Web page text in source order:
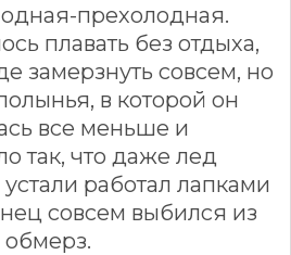
прехолодная.
плавать без отдыха,
замерзнуть совсем, но
в которой он
все меньше и
так, что даже лед
работал лапками
совсем выбился из
обмерз.